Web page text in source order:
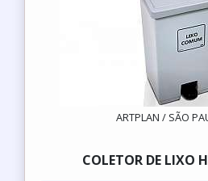
ARTPLAN / SÃO
COLETOR DE LIXO